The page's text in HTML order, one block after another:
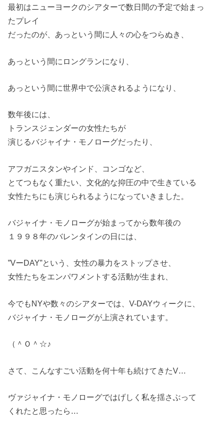
最初はニューヨークのシアターで数日間の予定で始まっ
たプレイ
だったのが、あっという間に人々の心をつらぬき、
あっという間にロングランになり、
あっという間に世界中で公演されるようになり、
数年後には、
トランスジェンダーの女性たちが
演じるバジャイナ・モノローグだったり、
アフガニスタンやインド、コンゴなど、
とてつもなく重たい、文化的な抑圧の中で生きている
女性たちにも演じられるようになっていきました。
バジャイナ・モノローグが始まってから数年後の
１９９８年のバレンタインの日には、
”VーDAY”という、女性の暴力をストップさせ、
女性たちをエンパワメントする活動が生まれ、
今でもNYや数々のシアターでは、V-DAYウィークに、
バジャイナ・モノローグが上演されています。
（＾Ｏ＾☆♪
さて、こんなすごい活動を何十年も続けてきたV…
ヴァジャイナ・モノローグではげしく私を揺さぶって
くれたと思ったら…